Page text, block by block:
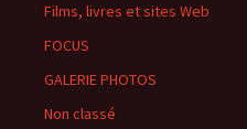
Films, livres et sites Web
FOCUS
GALERIE PHOTOS
Non classé